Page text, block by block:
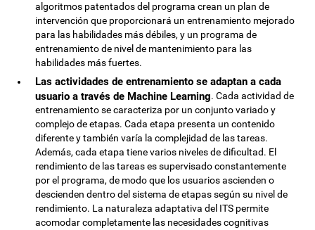
algoritmos patentados del programa crean un plan de
intervención que proporcionará un entrenamiento mejorado
para las habilidades más débiles, y un programa de
entrenamiento de nivel de mantenimiento para las
habilidades más fuertes.
Las actividades de entrenamiento se adaptan a cada
usuario a través de Machine Learning. Cada actividad de
entrenamiento se caracteriza por un conjunto variado y
complejo de etapas. Cada etapa presenta un contenido
diferente y también varía la complejidad de las tareas.
Además, cada etapa tiene varios niveles de dificultad. El
rendimiento de las tareas es supervisado constantemente
por el programa, de modo que los usuarios ascienden o
descienden dentro del sistema de etapas según su nivel de
rendimiento. La naturaleza adaptativa del ITS permite
acomodar completamente las necesidades cognitivas